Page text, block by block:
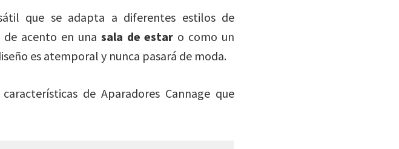
que se adapta a diferentes estilos de
de acento en una sala de estar o como un
es atemporal y nunca pasará de moda.
de Aparadores Cannage que